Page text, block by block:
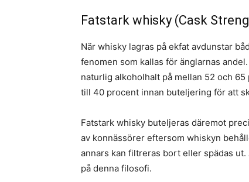
Fatstark whisky (Cask
När whisky lagras på ekfat avdunstar
fenomen som kallas för änglarnas
naturlig alkoholhalt på mellan 52 och
till 40 procent innan buteljering för att
Fatstark whisky buteljeras däremot
av konnässörer eftersom whiskyn
annars kan filtreras bort eller spädas ut.
på denna filosofi.